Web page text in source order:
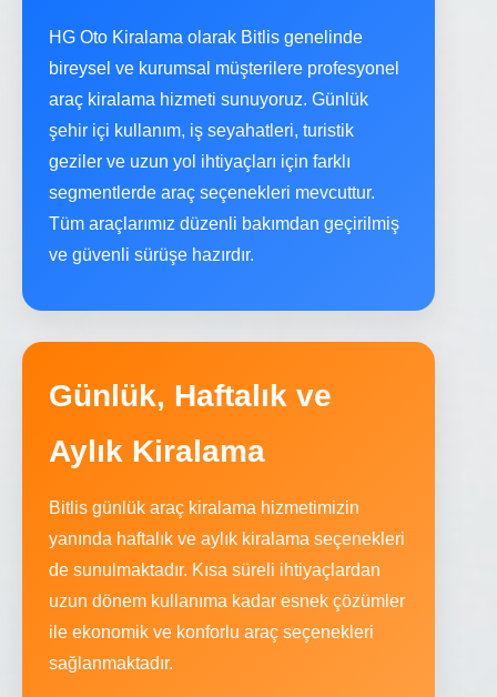
HG Oto Kiralama olarak Bitlis genelinde
bireysel ve kurumsal müşterilere profesyonel
araç kiralama hizmeti sunuyoruz. Günlük
şehir içi kullanım, iş seyahatleri, turistik
geziler ve uzun yol ihtiyaçları için farklı
segmentlerde araç seçenekleri mevcuttur.
Tüm araçlarımız düzenli bakımdan geçirilmiş
ve güvenli sürüşe hazırdır.
Günlük, Haftalık ve
Aylık Kiralama
Bitlis günlük araç kiralama hizmetimizin
yanında haftalık ve aylık kiralama seçenekleri
de sunulmaktadır. Kısa süreli ihtiyaçlardan
uzun dönem kullanıma kadar esnek çözümler
ile ekonomik ve konforlu araç seçenekleri
sağlanmaktadır.